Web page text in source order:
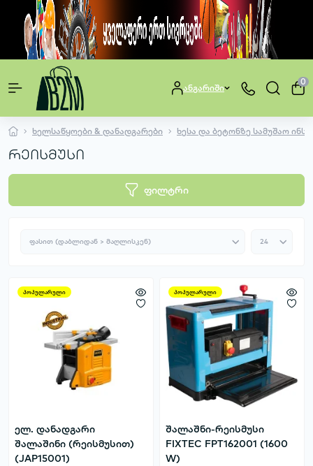
ანგარიში
0
ხელსაწყოები & დანადგარები ხესა და ბეტონზე სამუშაო
რეისმუსი
ფილტრი
პოპულარული
ელ. დანადგარი
შალაშინი (რეისმუსით)
(JAP15001)
პოპულარული
შალაშნი-რეისმუსი
FIXTEC FPT162001 (1600
W)